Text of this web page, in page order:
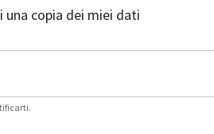
una copia dei miei dati